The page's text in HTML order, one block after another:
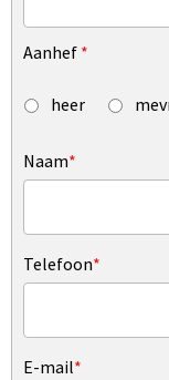
Aanhef *
heer
Naam*
Telefoon*
E-mail*